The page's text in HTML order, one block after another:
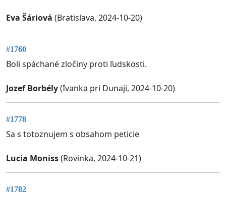
Eva Šáriová (Bratislava, 2024-10-20)
#1760
Boli spáchané zločiny proti ľudskosti.
Jozef Borbély(Ivanka pri Dunaji, 2024-10-20)
#1778
Sa s totoznujem s obsahom peticie
Lucia Moniss(Rovinka, 2024-10-21)
#1782